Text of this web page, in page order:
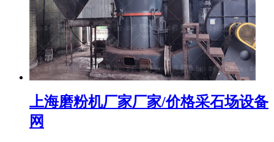
上海磨粉机厂家厂家/价格采石场设备
网